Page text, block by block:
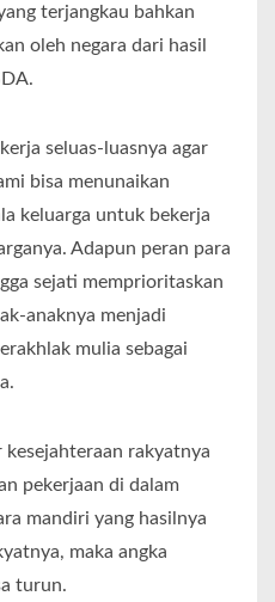
terjangkau bahkan
oleh negara dari hasil
seluas-luasnya agar
bisa menunaikan
keluarga untuk bekerja
Adapun peran para
sejati memprioritaskan
anaknya menjadi
mulia sebagai
kesejahteraan rakyatnya
pekerjaan di dalam
mandiri yang hasilnya
maka angka
turun.